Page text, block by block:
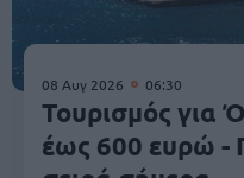
08 Αυγ 2026 06:30
Τουρισμός για
έως 600 ευρώ -